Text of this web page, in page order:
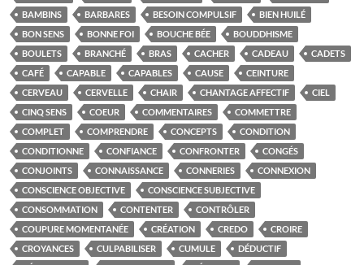
BAMBINS
BARBARES BESOIN COMPULSIF
BIEN HUILÉ
BON SENS
BONNE FOI BOUCHE BÉE
BOUDDHISME
BOULETS
BRANCHÉ BRAS CACHER CADEAU
CADETS
CAFÉ
CAPABLE CAPABLES CAUSE
CEINTURE
CERVEAU
CERVELLE CHAIR CHANTAGE AFFECTIF
CIEL
CINQ SENS
COEUR COMMENTAIRES
COMMETTRE
COMPLET
COMPRENDRE CONCEPTS
CONDITION
CONDITIONNE
CONFIANCE CONFRONTER
CONGÉS
CONJOINTS
CONNAISSANCE CONNERIES
CONNEXION
CONSCIENCE OBJECTIVE
CONSCIENCE SUBJECTIVE
CONSOMMATION
CONTENTER
CONTRÔLER
COUPURE MOMENTANÉE
CRÉATION CREDO
CROIRE
CROYANCES
CULPABILISER CUMULE
DÉDUCTIF